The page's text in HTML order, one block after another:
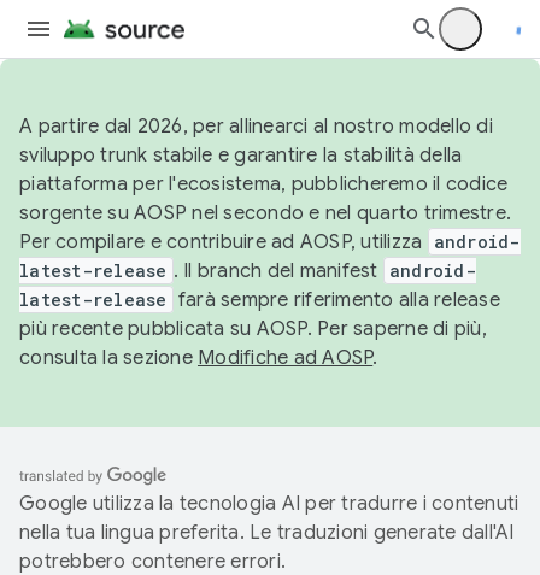
A partire dal 2026, per allinearci al nostro modello di
sviluppo trunk stabile e garantire la stabilità della
piattaforma per l'ecosistema, pubblicheremo il codice
sorgente su AOSP nel secondo e nel quarto trimestre.
Per compilare e contribuire ad AOSP, utilizza
android-
latest-release . Il branch del manifest android-
latest-release farà sempre riferimento alla release
più recente pubblicata su AOSP. Per saperne di più,
consulta la sezione Modifiche ad AOSP.
Google utilizza la tecnologia AI per tradurre i contenuti
nella tua lingua preferita. Le traduzioni generate dall'AI
potrebbero contenere errori.